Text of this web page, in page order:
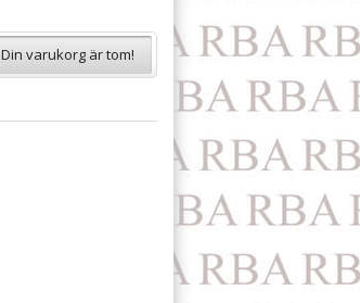
Din varukorg är tom!